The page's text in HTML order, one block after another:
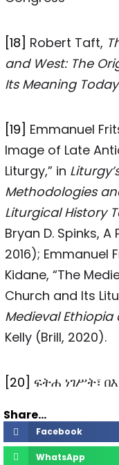
[18] Robert Taft,
and West: The
Its Meaning Today
[19] Emmanuel
Image of Late
Liturgy,” in
Methodologies
Liturgical History
Bryan D. Spinks,
2016); Emmanuel
Kidane, “The
Church and Its
Medieval Ethiopia
Kelly (Brill, 2020).
[20] ፍትሐ ነገሥት፣
Share...
Facebook
WhatsApp